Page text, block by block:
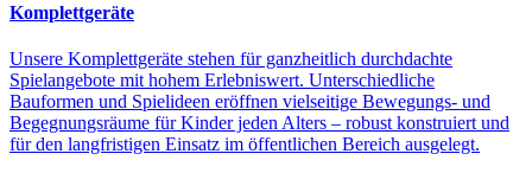
Komplettgeräte
Unsere Komplettgeräte stehen für ganzheitlich durchdachte
Spielangebote mit hohem Erlebniswert. Unterschiedliche
Bauformen und Spielideen eröffnen vielseitige Bewegungs- und
Begegnungsräume für Kinder jeden Alters – robust konstruiert und
für den langfristigen Einsatz im öffentlichen Bereich ausgelegt.